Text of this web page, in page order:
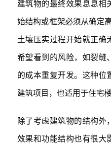
建筑物的最终效果息息相
始结构或框架必须从确定
土壤压实过程开始就正确
希望看到的风险，如裂缝
的成本重复开发。这种位
建筑项目，也适用于住宅
除了考虑建筑物的结构外
效果和功能结构也有很大